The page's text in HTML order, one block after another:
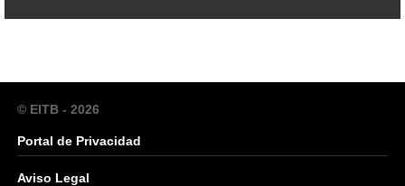
© EITB - 2026
Portal de Privacidad
Aviso Legal